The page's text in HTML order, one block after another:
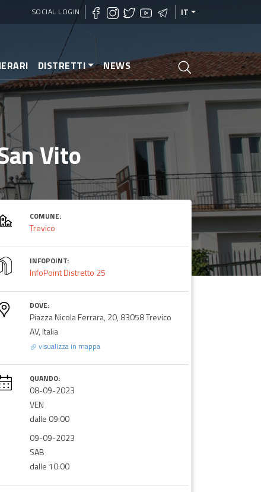
SOCIAL LOGIN IT
DISTRETTI NEWS
Vito
COMUNE:
Trevico
INFOPOINT:
InfoPoint Distretto 25
DOVE:
Piazza Nicola Ferrara, 20, 83058 Trevico
AV, Italia
visualizza in mappa
QUANDO:
08-09-2023
VEN
dalle 09:00
09-09-2023
SAB
dalle 10:00